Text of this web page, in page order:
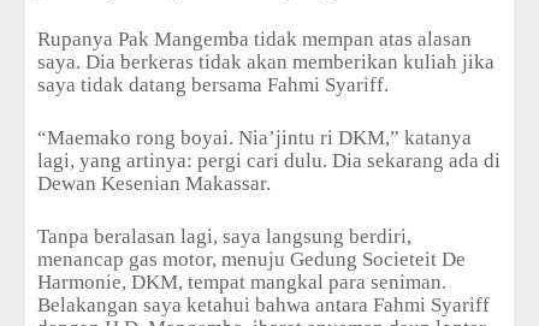
Rupanya Pak Mangemba tidak mempan atas alasan
saya. Dia berkeras tidak akan memberikan kuliah jika
saya tidak datang bersama Fahmi Syariff.
“Maemako rong boyai. Nia’jintu ri DKM,” katanya
lagi, yang artinya: pergi cari dulu. Dia sekarang ada di
Dewan Kesenian Makassar.
Tanpa beralasan lagi, saya langsung berdiri,
menancap gas motor, menuju Gedung Societeit De
Harmonie, DKM, tempat mangkal para seniman.
Belakangan saya ketahui bahwa antara Fahmi Syariff